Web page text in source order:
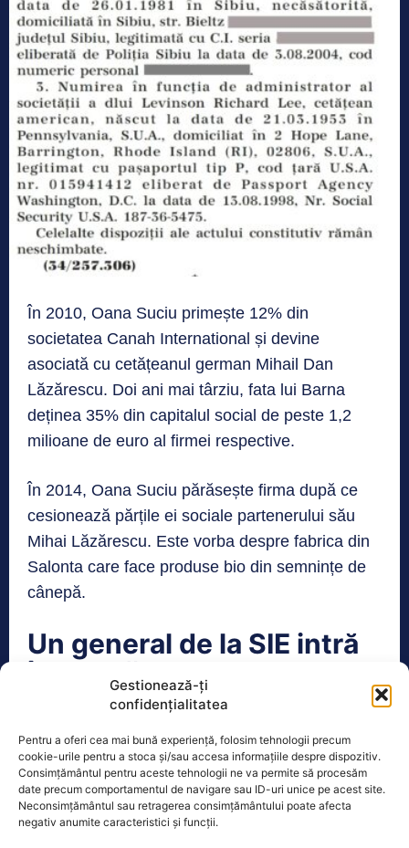
Gestionează-ți
confidențialitatea
Pentru a oferi cea mai bună experiență, folosim tehnologii precum
cookie-urile pentru a stoca și/sau accesa informațiile despre dispozitiv.
Consimțământul pentru aceste tehnologii ne va permite să procesăm
date precum comportamentul de navigare sau ID-uri unice pe acest site.
Neconsimțământul sau retragerea consimțământului poate afecta
negativ anumite caracteristici și funcții.
În 2010, Oana Suciu primește 12% din
societatea Canah International și devine
asociată cu cetățeanul german Mihail Dan
Lăzărescu. Doi ani mai târziu, fata lui Barna
deținea 35% din capitalul social de peste 1,2
milioane de euro al firmei respective.
În 2014, Oana Suciu părăsește firma după ce
cesionează părțile ei sociale partenerului său
Mihai Lăzărescu. Este vorba despre fabrica din
Salonta care face produse bio din semnințe de
cânepă.
Un general de la SIE intră
în scenă
Revenim la Danubia Global Inc., firma pe care
Oana Suciu o fondase în 2004 și o cesionase un
an mai târziu. În 2007 se dovedește faptul că
americanul care aparent preluase Danubia
Global Inc. SRL de la Oana Suciu era